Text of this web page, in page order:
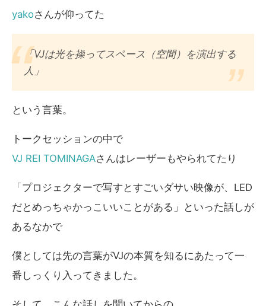
yakoさんが仰ってた
「VJは光を操ってスペース（空間）を演出する
人」
という言葉。
トークセッションの中で
VJ REI TOMINAGAさんはレーザーもやられてたり
「プロジェクターで写すとすごいダサい映像が、LED
だとめっちゃかっこいいことがある」といった話しが
あるなかで
僕としては先の言葉がVJの本質を知るにあたって一
番しっくり入ってきました。